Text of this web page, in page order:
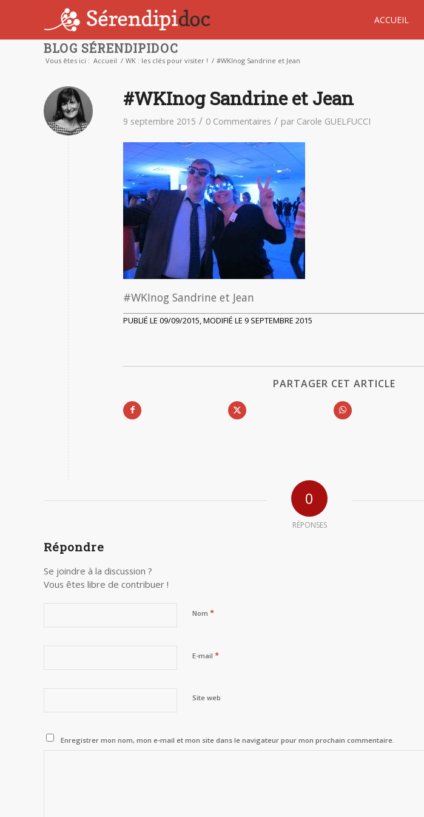
ACCUEIL
BLOG SÉRENDIPIDOC
Vous êtes ici : Accueil / WK : les clés pour visiter ! / #WKInog Sandrine et Jean
#WKInog Sandrine et Jean
9 septembre 2015 / 0 Commentaires / par Carole GUELFUCCI
#WKInog Sandrine et Jean
PUBLIÉ LE 09/09/2015, MODIFIÉ LE 9 SEPTEMBRE 2015
PARTAGER CET ARTICLE
0
RÉPONSES
Répondre
Se joindre à la discussion ?
Vous êtes libre de contribuer !
Nom *
E-mail *
Site web
Enregistrer mon nom, mon e-mail et mon site dans le navigateur pour mon prochain commentaire.